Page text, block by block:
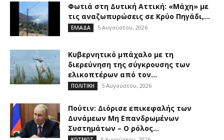
Φωτιά στη Δυτική Αττική: «Μάχη» με
τις αναζωπυρώσεις σε Κρύο Πηγάδι,...
ΕΛΛΑΔΑ 5 Αυγούστου, 2026
Κυβερνητικό μπάχαλο με τη
διερεύνηση της σύγκρουσης των
ελικοπτέρων από τον...
ΠΟΛΙΤΙΚΗ 5 Αυγούστου, 2026
Πούτιν: Διόρισε επικεφαλής των
Δυνάμεων Μη Επανδρωμένων
Συστημάτων – Ο ρόλος...